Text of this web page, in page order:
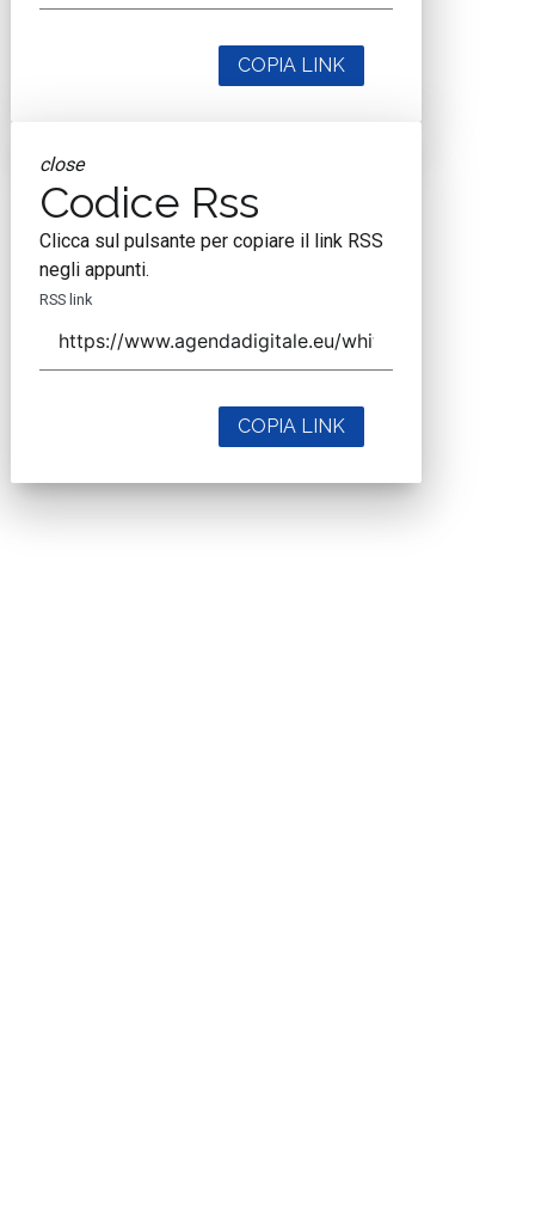
COPIA LINK
close
Codice Rss
Clicca sul pulsante per copiare il link RSS
negli appunti.
RSS link
COPIA LINK